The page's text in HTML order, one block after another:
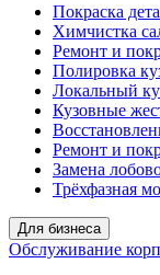
Покраска
Химчистка
Ремонт и
Полировка
Локальный
Кузовные
Ремонт и
Замена
Трёхфазная
Для бизнеса
Обслуживание